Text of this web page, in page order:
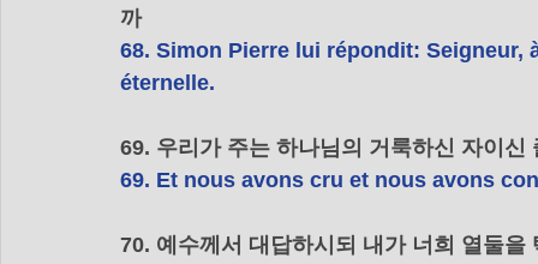
까
68. Simon Pierre lui répondit:
éternelle.
69. 우리가 주는 하나님의 거룩하신 자이신
69. Et nous avons cru et nous avons
70. 예수께서 대답하시되 내가 너희 열둘